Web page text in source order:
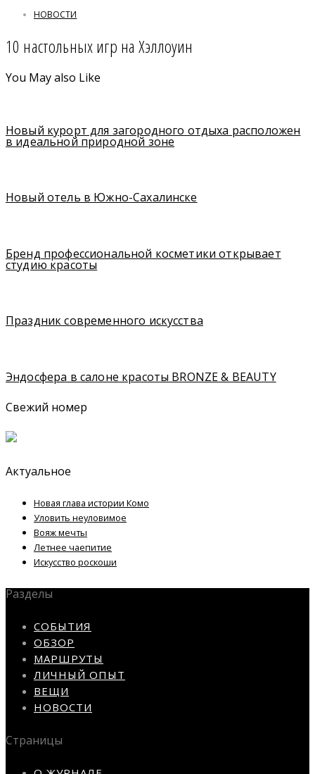
НОВОСТИ
10 настольных игр на Хэллоуин
You May also Like
Новый курорт для загородного отдыха расположен
в идеальной природной зоне
Новый отель в Южно-Сахалинске
Бренд профессиональной косметики открывает
студию красоты
Праздник современного искусства
Эндосфера в салоне красоты BRONZE & BEAUTY
Свежий номер
Актуальное
Новая глава истории Комо
Уловить неуловимое
Вояж мечты
Летнее чаепитие
Искусство роскоши
Разделы
СОБЫТИЯ
ОБЗОР
МАРШРУТЫ
ЛИЧНЫЙ ОПЫТ
ВЕЩИ
НОВОСТИ
Страницы